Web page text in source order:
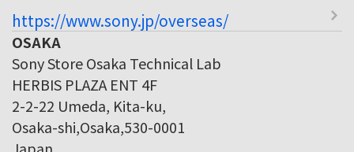
https://www.sony.jp/overseas/
OSAKA
Sony Store Osaka Technical Lab
HERBIS PLAZA ENT 4F
2-2-22 Umeda, Kita-ku,
Osaka-shi,Osaka,530-0001
Japan